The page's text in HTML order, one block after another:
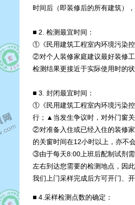
时间后（即装修后的所有建筑）
■ 2. 检测最宜时间：
①《民用建筑工程室内环境污染
②对个人装修家庭建议最好装修
检测结果更接近于实际使用时的状
■ 3. 封闭最宜时间：
①《民用建筑工程室内环境污染
行；▲当发生争议时，对外门窗关
②对准备入住或已经入住的装修
的关窗时间在12小时以上，亦不
③由于每天8:00上班后配制试剂
左右到达您需要的检测地点，因
我们上门采样完成后方可开门、开
■ 4.采样检测点数的确定：